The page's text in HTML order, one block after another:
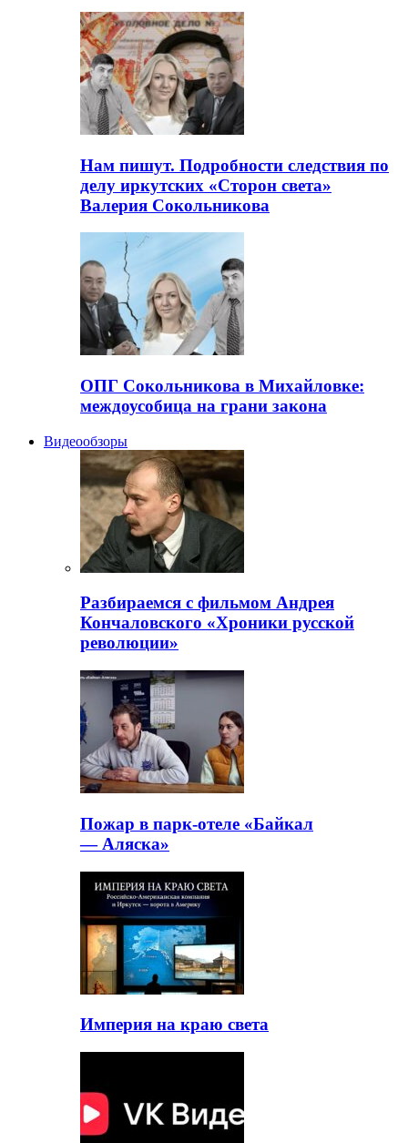
Нам пишут. Подробности следствия по
делу иркутских «Сторон света»
Валерия Сокольникова
ОПГ Сокольникова в Михайловке:
междоусобица на грани закона
Видеообзоры
Разбираемся с фильмом Андрея
Кончаловского «Хроники русской
революции»
Пожар в парк-отеле «Байкал
— Аляска»
Империя на краю света